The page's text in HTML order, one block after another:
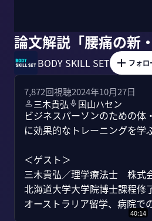
論文解説「腰痛の新
BODY SKILL SET フォロ
7,872回視聴2024年10月27日
三木貴弘
国山ハセン
ビジネスパーソンのための
に効果的なトレーニングを学
＜ゲスト＞
三木貴弘／理学療法士　株式
北海道大学大学院博士課程修
オーストラリア留学、病院で
40:14